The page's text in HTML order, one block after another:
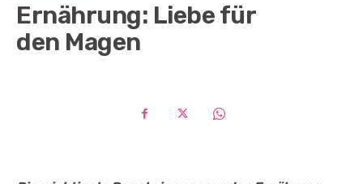
Ernährung: Liebe für
den Magen